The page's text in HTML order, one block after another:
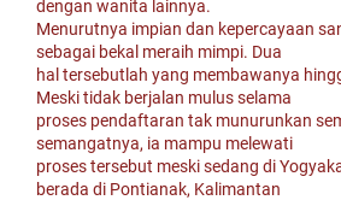
dengan wanita lainnya.
Menurutnya impian dan kepercayaan
sebagai bekal meraih mimpi. Dua
hal tersebutlah yang membawanya
Meski tidak berjalan mulus selama
proses pendaftaran tak munurunkan
semangatnya, ia mampu melewati
proses tersebut meski sedang di
berada di Pontianak, Kalimantan